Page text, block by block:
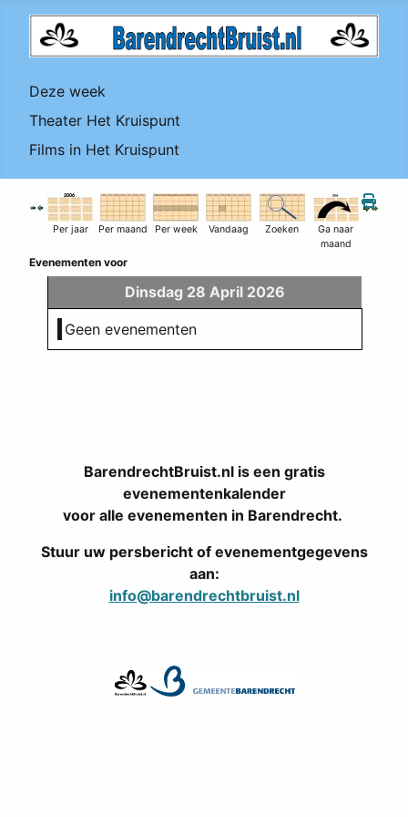
Deze week
Theater Het Kruispunt
Films in Het Kruispunt
Per jaar Per maand Per week Vandaag Zoeken
Ga naar
maand
Evenementen voor
Dinsdag 28 April 2026
Geen evenementen
BarendrechtBruist.nl is een gratis
evenementenkalender
voor alle evenementen in Barendrecht.
Stuur uw persbericht of evenementgegevens
aan:
info@barendrechtbruist.nl